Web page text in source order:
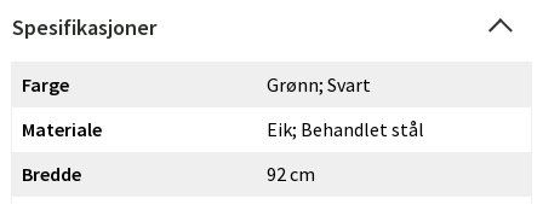
Danmark
Spesifikasjoner
Farge
Grønn; Svart
Materiale
Eik; Behandlet stål
Bredde
92 cm